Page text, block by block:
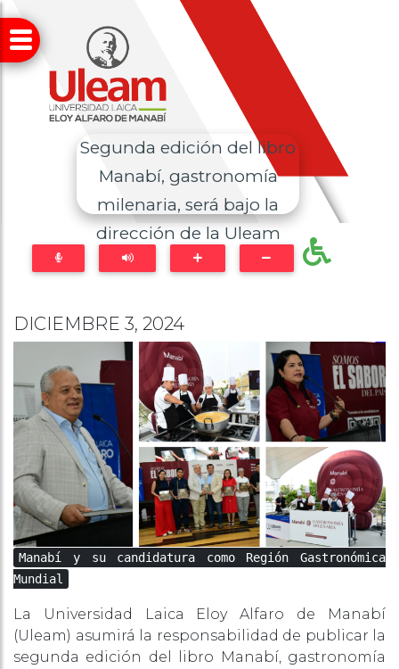
Segunda edición del libro
Manabí, gastronomía
milenaria, será bajo la
dirección de la Uleam
DICIEMBRE 3, 2024
Manabí y su candidatura como Región Gastronómica
Mundial
La Universidad Laica Eloy Alfaro de Manabí
(Uleam) asumirá la responsabilidad de publicar la
segunda edición del libro Manabí, gastronomía